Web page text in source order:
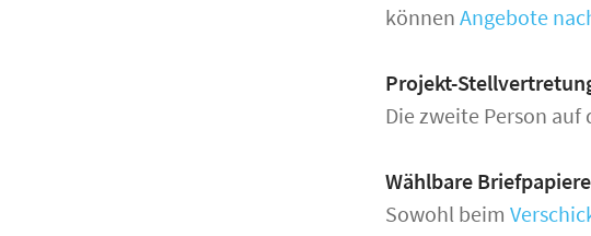
können Angebote
Projekt-
Die zweite Person
Wählbare Briefpapiere
Sowohl beim